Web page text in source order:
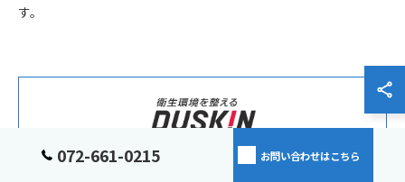
す。
072-661-0215 お問い合わせはこちら